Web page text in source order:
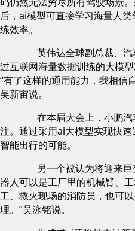
后，ai模型可直接学习海量人
练效率。
英伟达全球副总裁、汽
过互联网海量数据训练的大模
“有了这样的通用能力，我相信
吴新宙说。
在本届大会上，小鹏汽
注。通过采用ai大模型实现快
智能出行的可能。
另一个被认为将迎来巨
器人可以是工厂里的机械臂、
工、救火现场的消防员，也可
理。”吴泳铭说。